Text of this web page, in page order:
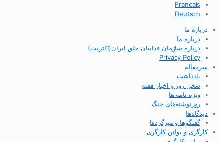
Francais
Deutsch
درباره ما
درباره ما
درباره سازمان فداییان خلق ایران(اکثریت)
Privacy Policy
سرمقاله
یادداشت
سخن روز و اخبار هفته
ویژه نامه ها
روزنوشته‌های جنگ
دیدگاه‌ها
گفتگوها و میزگردها
کارگری و بولتن کارگری